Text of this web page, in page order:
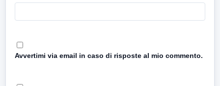
Avvertimi via email in caso di risposte al mio commento.